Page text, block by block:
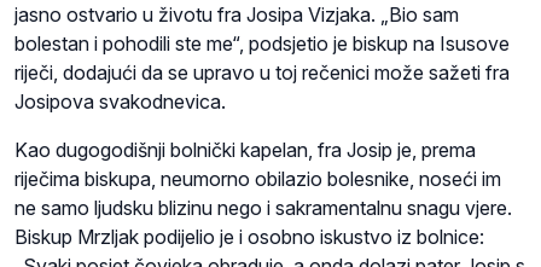
jasno ostvario u životu fra Josipa Vizjaka. „Bio sam
bolestan i pohodili ste me“, podsjetio je biskup na Isusove
riječi, dodajući da se upravo u toj rečenici može sažeti fra
Josipova svakodnevica.
Kao dugogodišnji bolnički kapelan, fra Josip je, prema
riječima biskupa, neumorno obilazio bolesnike, noseći im
ne samo ljudsku blizinu nego i sakramentalnu snagu vjere.
Biskup Mrzljak podijelio je i osobno iskustvo iz bolnice: